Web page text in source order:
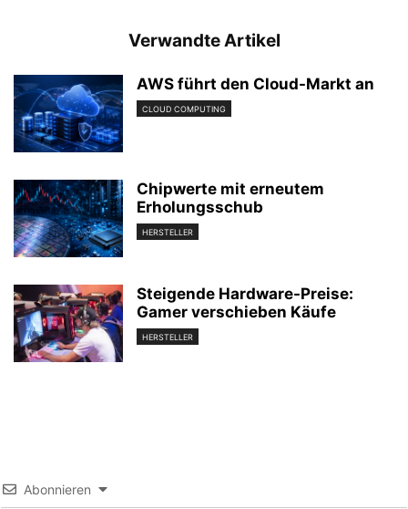
Verwandte Artikel
AWS führt den Cloud-Markt an
CLOUD COMPUTING
Chipwerte mit erneutem
Erholungsschub
HERSTELLER
Steigende Hardware-Preise:
Gamer verschieben Käufe
HERSTELLER
Abonnieren